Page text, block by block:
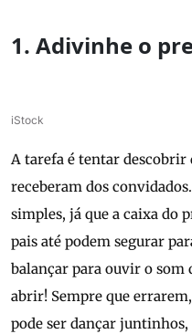
1. Adivinhe o
iStock
A tarefa é tentar descobrir
receberam dos
simples, já que a caixa do
pais até podem segurar
balançar para ouvir o som
abrir! Sempre que
pode ser dançar